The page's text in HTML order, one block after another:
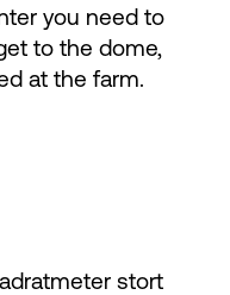
you need to
to the dome,
at the farm.
stort